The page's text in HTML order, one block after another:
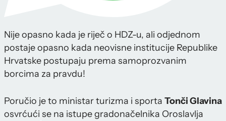
Nije opasno kada je riječ o HDZ-u, ali odjednom
postaje opasno kada neovisne institucije Republike
Hrvatske postupaju prema samoprozvanim
borcima za pravdu!
Poručio je to ministar turizma i sporta Tonči Glavina
osvrćući se na istupe gradonačelnika Oroslavlja